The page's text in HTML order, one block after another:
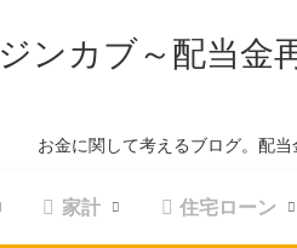
ジンカブ～配当金
お金に関して考えるブログ。配
家計 住宅ローン